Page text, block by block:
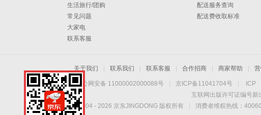
生活旅行/团购
常见问题
大家电
联系客服
配送服务查询
配送费收取标准
关于我们 联系我们 联系客服 合作招商 商家帮助
京公网安备 11000002000088号 京ICP备11041704号 ICP
互联网出版许可证编号新
Copyright © 2004 - 2026 京东JINGDONG 版权所有 消费者维权热线：